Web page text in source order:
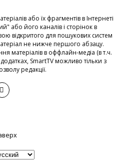
або їх фрагментів в Інтернеті
або його каналів і сторінок в
відкритого для пошукових систем
не нижче першого абзацу.
матеріалів в оффлайн-медіа (в т.ч.
SmartTV можливо тільки з
редакції.